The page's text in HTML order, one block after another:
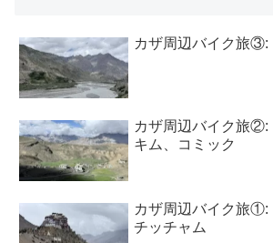
カザ周辺バイク旅③:
カザ周辺バイク旅②:
キム、コミック
カザ周辺バイク旅①:
チッチャム